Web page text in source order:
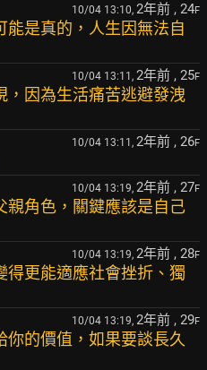
10/04 13:10, 2年前 , 24F
能是真的，人生因無法自
10/04 13:11, 2年前 , 25F
，因為生活痛苦逃避發洩
10/04 13:11, 2年前 , 26F
10/04 13:19, 2年前 , 27F
親角色，關鍵應該是自己
10/04 13:19, 2年前 , 28F
得更能適應社會挫折、獨
10/04 13:19, 2年前 , 29F
你的價值，如果要談長久